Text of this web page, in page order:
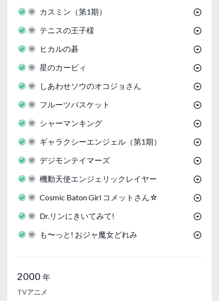
カスミン（第1期）
テニスの王子様
ヒカルの碁
星のカービィ
しあわせソウのオコジョさん
フルーツバスケット
シャーマンキング
ギャラクシーエンジェル（第1期）
デジモンテイマーズ
機動天使エンジェリックレイヤー
Cosmic Baton Girl コメットさん☆
Dr.リンにきいてみて!
も〜っと! おジャ魔女どれみ
2000 年
TVアニメ